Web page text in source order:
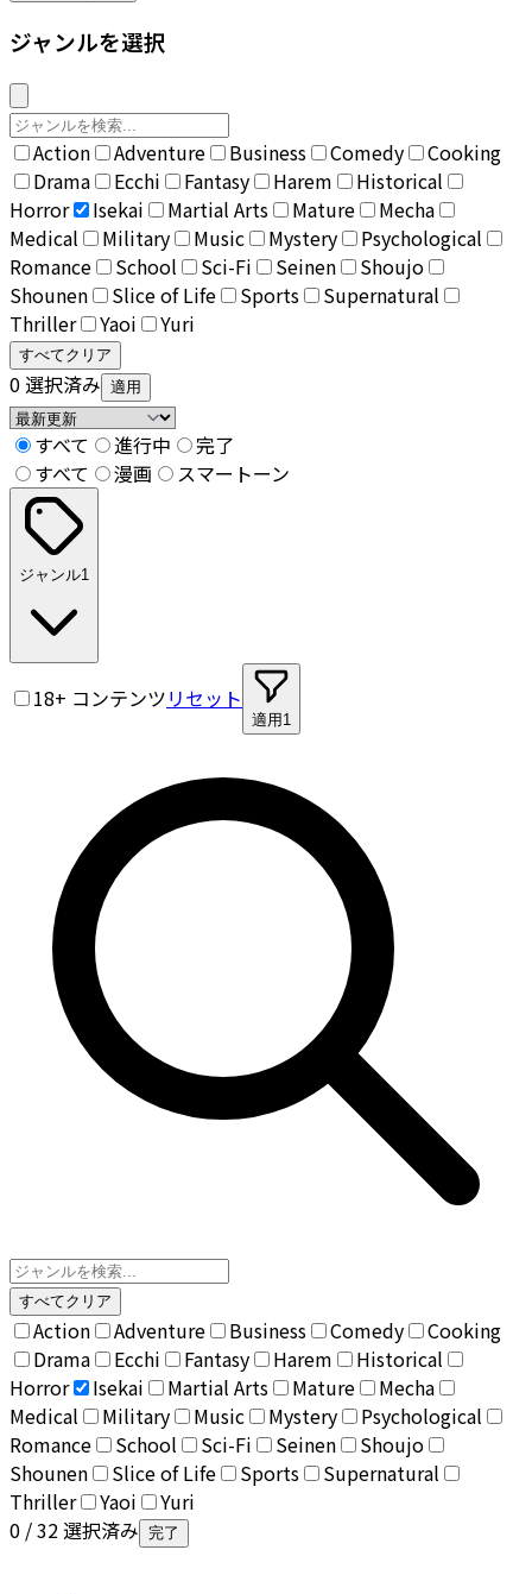
ジャンルを選択
Action Adventure Business Comedy
Cooking
Drama
Ecchi Fantasy Harem
Historical
Horror
Isekai Martial Arts Mature
Mecha
Medical
Military Music Mystery
Psychological
Romance
School Sci-Fi Seinen
Shoujo
Shounen
Slice of Life Sports
Supernatural
Thriller
Yaoi Yuri
すべてクリア
0 選択済み 適用
すべて 進行中
完了
すべて
漫画 スマートーン
ジャンル1
18+ コンテンツリセット
適用 1
すべてクリア
Action Adventure Business Comedy
Cooking
Drama
Ecchi Fantasy Harem
Historical
Horror
Isekai Martial Arts Mature
Mecha
Medical
Military Music Mystery
Psychological
Romance
School Sci-Fi Seinen
Shoujo
Shounen
Slice of Life Sports
Supernatural
Thriller
Yaoi
Yuri
0 / 32 選択済み 完了